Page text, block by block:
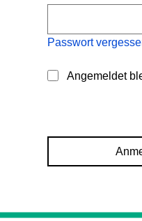
Passwort
Angemeldet